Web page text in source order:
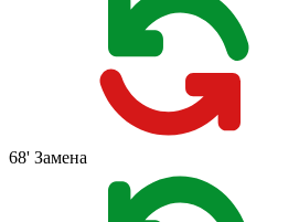
68' Замена